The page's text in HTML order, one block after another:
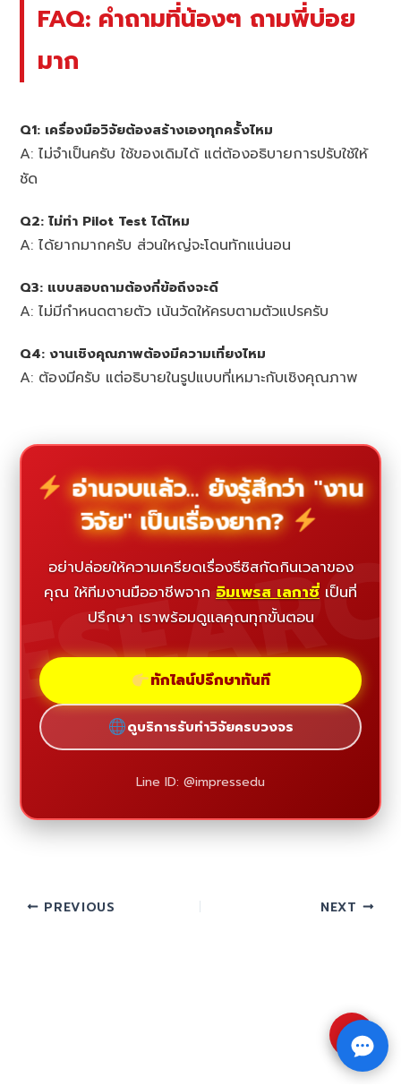
FAQ: คำถามที่น้องๆ ถามพี่บ่อย
มาก
Q1: เครื่องมือวิจัยต้องสร้างเองทุกครั้งไหม
A: ไม่จำเป็นครับ ใช้ของเดิมได้ แต่ต้องอธิบายการปรับใช้ให้
ชัด
Q2: ไม่ทำ Pilot Test ได้ไหม
A: ได้ยากมากครับ ส่วนใหญ่จะโดนทักแน่นอน
Q3: แบบสอบถามต้องกี่ข้อถึงจะดี
A: ไม่มีกำหนดตายตัว เน้นวัดให้ครบตามตัวแปรครับ
Q4: งานเชิงคุณภาพต้องมีความเที่ยงไหม
A: ต้องมีครับ แต่อธิบายในรูปแบบที่เหมาะกับเชิงคุณภาพ
อ่านจบแล้ว... ยังรู้สึกว่า "งาน
วิจัย" เป็นเรื่องยาก?
อย่าปล่อยให้ความเครียดเรื่องธีซิสกัดกินเวลาของ
คุณ ให้ทีมงานมืออาชีพจาก อิมเพรส เลกาซี่ เป็นที่
ปรึกษา เราพร้อมดูแลคุณทุกขั้นตอน
ทักไลน์ปรึกษาทันที
ดูบริการรับทำวิจัยครบวงจร
Line ID: @impressedu
PREVIOUS NEXT
⇧